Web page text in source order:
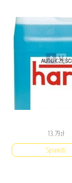
13.79zł
Sprawdź